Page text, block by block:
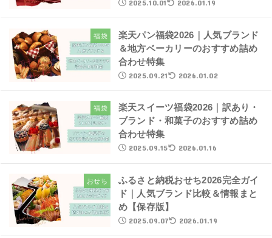
2025.10.01 2026.01.19
福袋
楽天パン福袋2026｜人気ブランド
＆地方ベーカリーのおすすめ詰め
合わせ特集
2025.09.21 2026.01.02
福袋
楽天スイーツ福袋2026｜訳あり・
ブランド・和菓子のおすすめ詰め
合わせ特集
2025.09.15 2026.01.16
おせち
ふるさと納税おせち2026完全ガイ
ド｜人気ブランド比較＆情報まと
め【保存版】
2025.09.07 2026.01.19